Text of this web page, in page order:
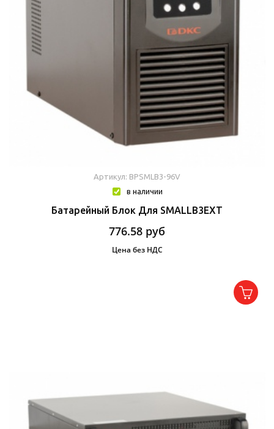
Артикул: BPSMLB3-96V
в наличии
Батарейный Блок Для SMALLB3EXT
776.58 руб
Цена без НДС